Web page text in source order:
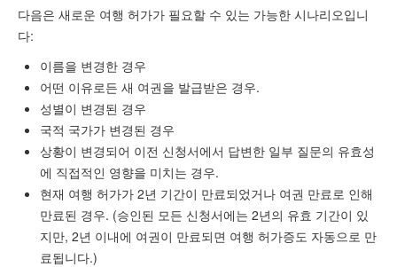
다음은 새로운 여행 허가가 필요할 수 있는 가능한 시나리오입니
다:
이름을 변경한 경우
어떤 이유로든 새 여권을 발급받은 경우.
성별이 변경된 경우
국적 국가가 변경된 경우
상황이 변경되어 이전 신청서에서 답변한 일부 질문의 유효성
에 직접적인 영향을 미치는 경우.
현재 여행 허가가 2년 기간이 만료되었거나 여권 만료로 인해
만료된 경우. (승인된 모든 신청서에는 2년의 유효 기간이 있
지만, 2년 이내에 여권이 만료되면 여행 허가증도 자동으로 만
료됩니다.)